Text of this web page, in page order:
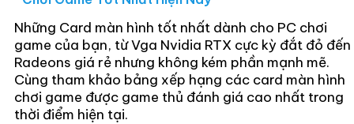
Những Card màn hình tốt nhất dành cho PC chơi
game của bạn, từ Vga Nvidia RTX cực kỳ đắt đỏ đến
Radeons giá rẻ nhưng không kém phần mạnh mẽ.
Cùng tham khảo bảng xếp hạng các card màn hình
chơi game được game thủ đánh giá cao nhất trong
thời điểm hiện tại.